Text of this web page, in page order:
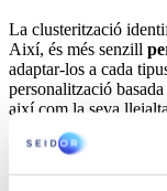
La clusterització
Així, és més senzill
adaptar-los a cada
personalització
així com la seva
màrqueting i